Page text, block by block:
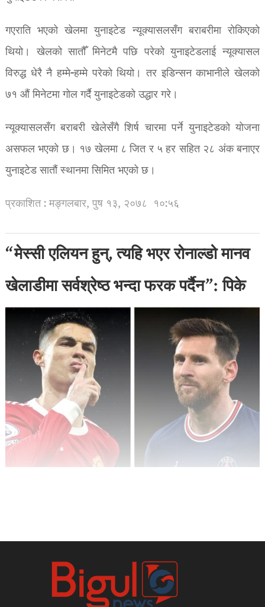
गएराति भएको खेलमा युनाइटेड न्यूक्यासलसँग बराबरीमा रोकिएको
थियो। खेलको सातौँ मिनेटमै पछि परेको युनाइटेडलाई न्यूक्यासल
विरुद्ध धेरै नै हम्मे-हम्मे परेको थियो। तर इडिन्सन काभानीले खेलको
७१ औं मिनेटमा गोल गर्दै युनाइटेडको उद्धार गरे।
न्यूक्यासलसँग बराबरी खेलेसँगै शिर्ष चारमा पर्ने युनाइटेडको योजना
असफल भएको छ। १७ खेलमा ८ जित र ५ हर सहित २८ अंक बनाएर
युनाइटेड सातौं स्थानमा सिमित भएको छ।
प्रकाशित : मङ्गलबार, पुष १३, २०७८ १०:५६
“मेस्सी एलियन हुन्, त्यहि भएर रोनाल्डो मानव
खेलाडीमा सर्वश्रेष्ठ भन्दा फरक पर्दैन”: पिके